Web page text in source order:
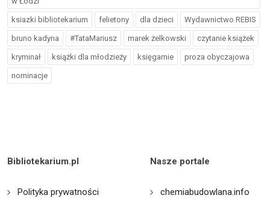
ksiazki bibliotekarium felietony dla dzieci Wydawnictwo REBIS
bruno kadyna #TataMariusz marek żelkowski czytanie książek
kryminał książki dla młodzieży księgarnie proza obyczajowa
nominacje
Bibliotekarium.pl
Polityka prywatności
Nasze portale
chemiabudowlana.info